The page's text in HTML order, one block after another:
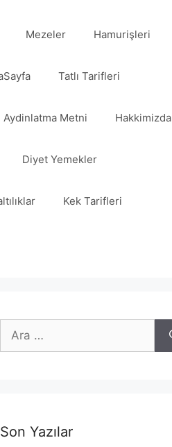
Mezeler Hamurişleri
Tatlı Tarifleri
Aydinlatma Metni Hakkimizda
Diyet Yemekler
Kek Tarifleri
için
Son Yazılar